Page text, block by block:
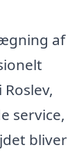
af
service,
bliver